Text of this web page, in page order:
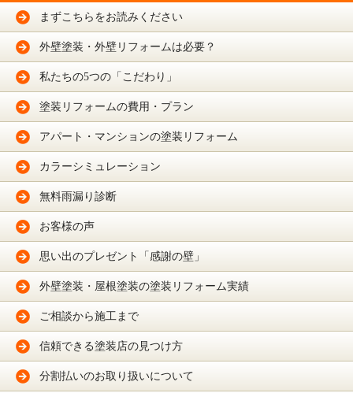
まずこちらをお読みください
外壁塗装・外壁リフォームは必要？
私たちの5つの「こだわり」
塗装リフォームの費用・プラン
アパート・マンションの塗装リフォーム
カラーシミュレーション
無料雨漏り診断
お客様の声
思い出のプレゼント「感謝の壁」
外壁塗装・屋根塗装の塗装リフォーム実績
ご相談から施工まで
信頼できる塗装店の見つけ方
分割払いのお取り扱いについて